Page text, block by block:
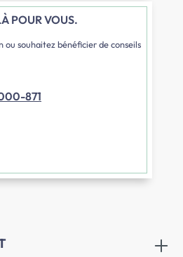
POUR VOUS.
ou souhaitez bénéficier de conseils
871